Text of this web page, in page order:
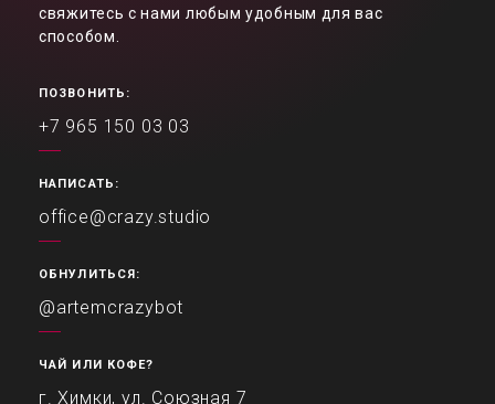
свяжитесь с нами любым удобным для вас
способом.
ПОЗВОНИТЬ:
+7 965 150 03 03
НАПИСАТЬ:
office@crazy.studio
ОБНУЛИТЬСЯ:
@artemcrazybot
ЧАЙ ИЛИ КОФЕ?
г. Химки, ул. Союзная 7